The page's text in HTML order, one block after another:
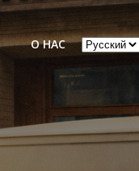
О НАС
Выбрать
язык